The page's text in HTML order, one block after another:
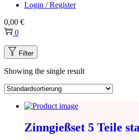
Login / Register
0,00 €
0
Filter
Showing the single result
Zinngießset 5 Teile